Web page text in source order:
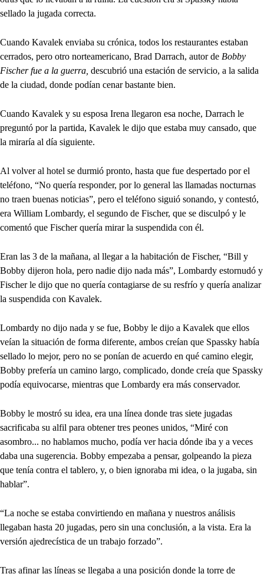
sellado la jugada correcta.
Cuando Kavalek enviaba su crónica, todos los restaurantes estaban
cerrados, pero otro norteamericano, Brad Darrach, autor de Bobby
Fischer fue a la guerra, descubrió una estación de servicio, a la salida
de la ciudad, donde podían cenar bastante bien.
Cuando Kavalek y su esposa Irena llegaron esa noche, Darrach le
preguntó por la partida, Kavalek le dijo que estaba muy cansado, que
la miraría al día siguiente.
Al volver al hotel se durmió pronto, hasta que fue despertado por el
teléfono, “No quería responder, por lo general las llamadas nocturnas
no traen buenas noticias”, pero el teléfono siguió sonando, y contestó,
era William Lombardy, el segundo de Fischer, que se disculpó y le
comentó que Fischer quería mirar la suspendida con él.
Eran las 3 de la mañana, al llegar a la habitación de Fischer, “Bill y
Bobby dijeron hola, pero nadie dijo nada más”, Lombardy estornudó y
Fischer le dijo que no quería contagiarse de su resfrío y quería analizar
la suspendida con Kavalek.
Lombardy no dijo nada y se fue, Bobby le dijo a Kavalek que ellos
veían la situación de forma diferente, ambos creían que Spassky había
sellado lo mejor, pero no se ponían de acuerdo en qué camino elegir,
Bobby prefería un camino largo, complicado, donde creía que Spassky
podía equivocarse, mientras que Lombardy era más conservador.
Bobby le mostró su idea, era una línea donde tras siete jugadas
sacrificaba su alfil para obtener tres peones unidos, “Miré con
asombro... no hablamos mucho, podía ver hacia dónde iba y a veces
daba una sugerencia. Bobby empezaba a pensar, golpeando la pieza
que tenía contra el tablero, y, o bien ignoraba mi idea, o la jugaba, sin
hablar”.
“La noche se estaba convirtiendo en mañana y nuestros análisis
llegaban hasta 20 jugadas, pero sin una conclusión, a la vista. Era la
versión ajedrecística de un trabajo forzado”.
Tras afinar las líneas se llegaba a una posición donde la torre de